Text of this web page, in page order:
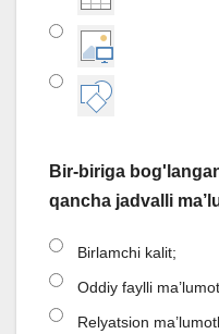
Bir-biriga
qancha jadvalli
Birlamchi kalit;
Oddiy faylli
Relyatsion